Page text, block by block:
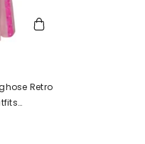
Retro
Anzug